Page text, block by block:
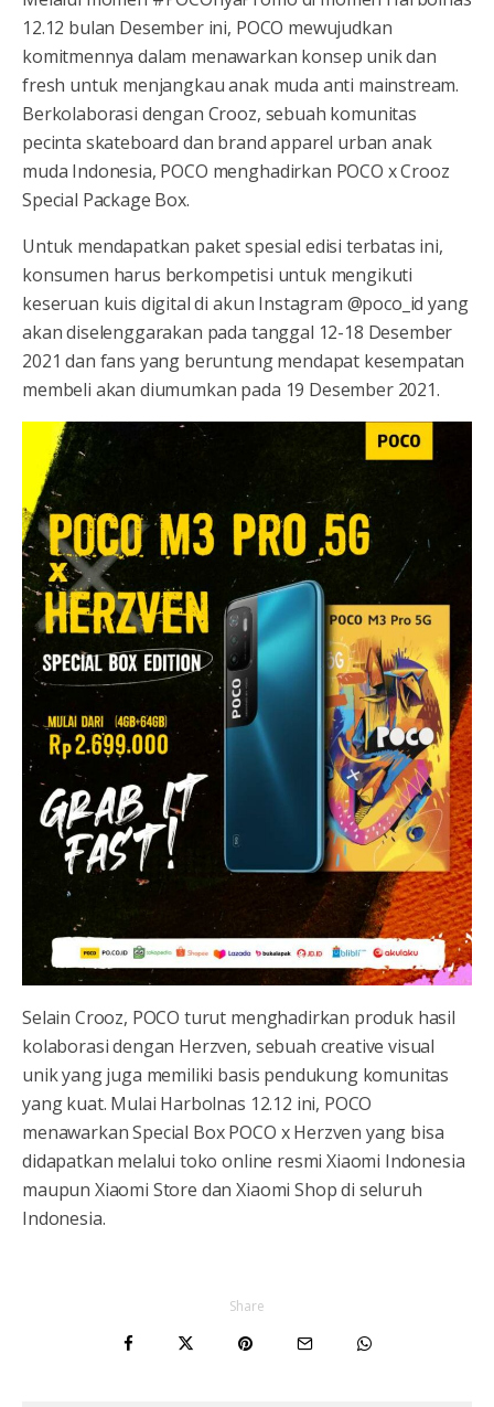
12.12 bulan Desember ini, POCO mewujudkan
komitmennya dalam menawarkan konsep unik dan
fresh untuk menjangkau anak muda anti mainstream.
Berkolaborasi dengan Crooz, sebuah komunitas
pecinta skateboard dan brand apparel urban anak
muda Indonesia, POCO menghadirkan POCO x Crooz
Special Package Box.
Untuk mendapatkan paket spesial edisi terbatas ini,
konsumen harus berkompetisi untuk mengikuti
keseruan kuis digital di akun Instagram @poco_id yang
akan diselenggarakan pada tanggal 12-18 Desember
2021 dan fans yang beruntung mendapat kesempatan
membeli akan diumumkan pada 19 Desember 2021.
Selain Crooz, POCO turut menghadirkan produk hasil
kolaborasi dengan Herzven, sebuah creative visual
unik yang juga memiliki basis pendukung komunitas
yang kuat. Mulai Harbolnas 12.12 ini, POCO
menawarkan Special Box POCO x Herzven yang bisa
didapatkan melalui toko online resmi Xiaomi Indonesia
maupun Xiaomi Store dan Xiaomi Shop di seluruh
Indonesia.
Share